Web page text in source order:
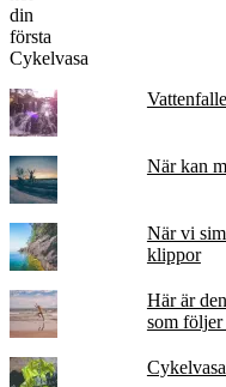
När kan
När vi
klippor
Här är
som följer